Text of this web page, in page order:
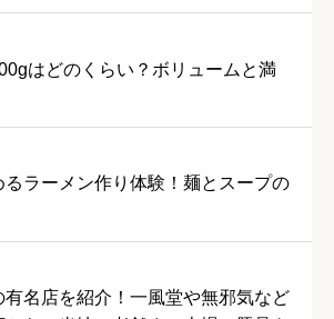
はどのくらい？ボリュームと満
ラーメン作り体験！麺とスープの
有名店を紹介！一風堂や無邪気など